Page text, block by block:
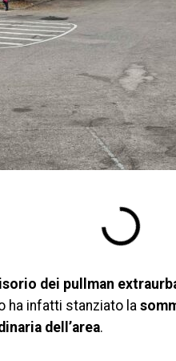
dei pullman
ha infatti stanziato la
dell’area.